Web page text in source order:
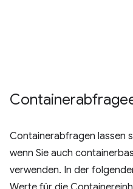
Containerabfragen lassen
wenn Sie auch
verwenden. In der